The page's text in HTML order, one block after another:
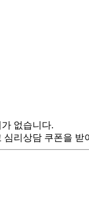
없습니다.
심리상담 쿠폰을 받